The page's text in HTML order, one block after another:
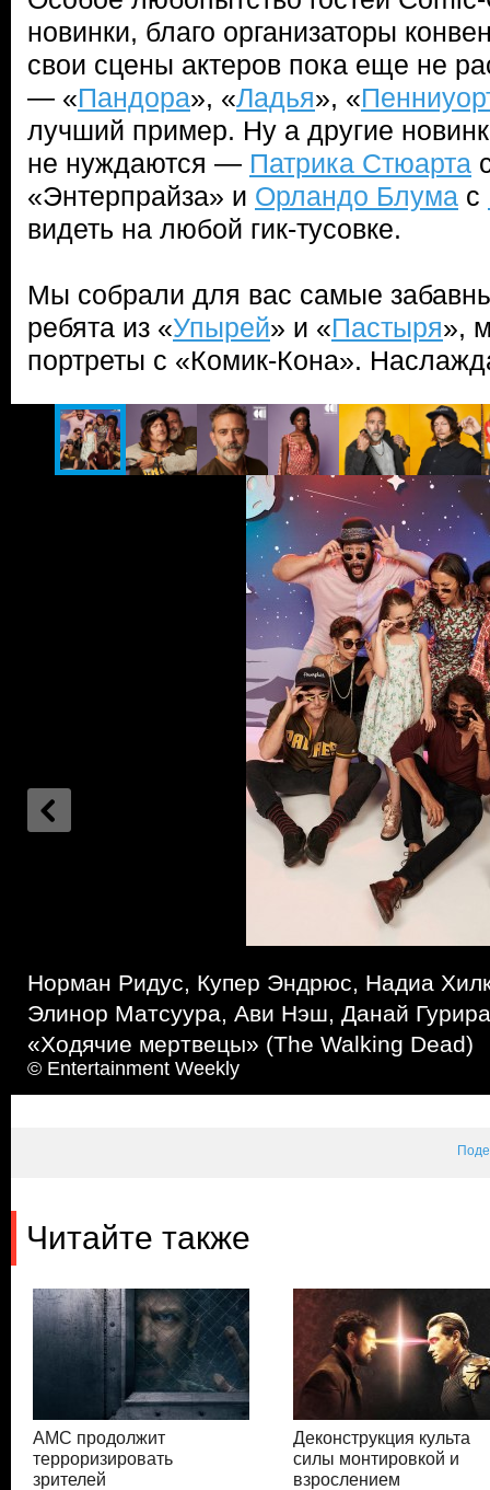
новинки, благо организаторы
свои сцены актеров пока еще не
— «Пандора», «Ладья», «
лучший пример. Ну а другие
не нуждаются — Патрика Стюарта
«Энтерпрайза» и Орландо Блума с
видеть на любой гик-тусовке.
Мы собрали для вас самые
ребята из «Упырей» и «Пастыря»,
портреты с «Комик-Кона».
Норман Ридус, Купер Эндрюс, Надиа
Элинор Матсуура, Ави Нэш, Данай
«Ходячие мертвецы» (The Walking Dead)
© Entertainment Weekly
Читайте также
AMC продолжит
терроризировать
зрителей
Деконструкция культа
силы монтировкой и
взрослением